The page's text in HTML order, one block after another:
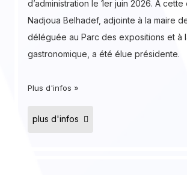
d’administration le 1er juin 2026. À cette
Nadjoua Belhadef, adjointe à la maire
déléguée au Parc des expositions et à
gastronomique, a été élue présidente.
Plus d'infos »
plus d'infos